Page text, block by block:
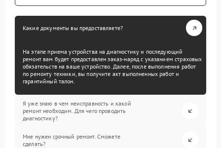
Какие документы вы предоставляете?
На этапе приема устройства на диагностику и последующий
ремонт вам будет предоставлен заказ-наряд с указанием страховых
обязательств на ваше устройство. Далее, после выполнения работ
по ремонту техники, вы получите акт выполненных работ и
гарантийный талон.
Я уже знаю в чем неисправность и какой
ремонт необходим. Для чего проводить
диагностику?
Мне нужен срочный ремонт. Сможете
сделать?